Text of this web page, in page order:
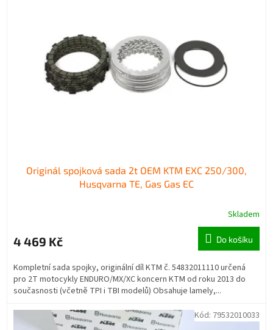
Originál spojková sada 2t OEM KTM EXC 250/300,
Husqvarna TE, Gas Gas EC
Skladem
4 469 Kč Do košíku
Kompletní sada spojky, originální díl KTM č. 54832011110 určená
pro 2T motocykly ENDURO/MX/XC koncern KTM od roku 2013 do
současnosti (včetně TPI i TBI modelů) Obsahuje lamely,...
Kód: 79532010033